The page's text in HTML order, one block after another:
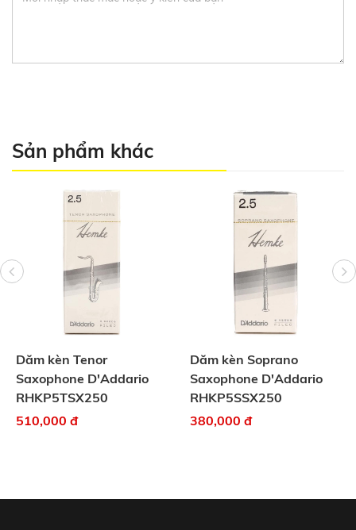
Sản phẩm khác
Dăm kèn Tenor
Saxophone D'Addario
RHKP5TSX250
510,000 đ
Dăm kèn Soprano
Saxophone D'Addario
RHKP5SSX250
380,000 đ